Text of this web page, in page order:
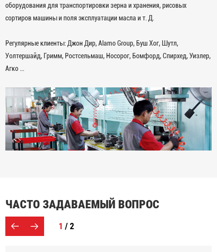
оборудования для транспортировки зерна и хранения, рисовых
сортиров машины и поля эксплуатации масла и т. Д.
Регулярные клиенты: Джон Дир, Alamo Group, Буш Хог, Шутл,
Уолтершайд, Гримм, Ростсельмаш, Носорог, Бомфорд, Спирхед, Уизлер,
Агко ...
ЧАСТО ЗАДАВАЕМЫЙ ВОПРОС
1 / 2